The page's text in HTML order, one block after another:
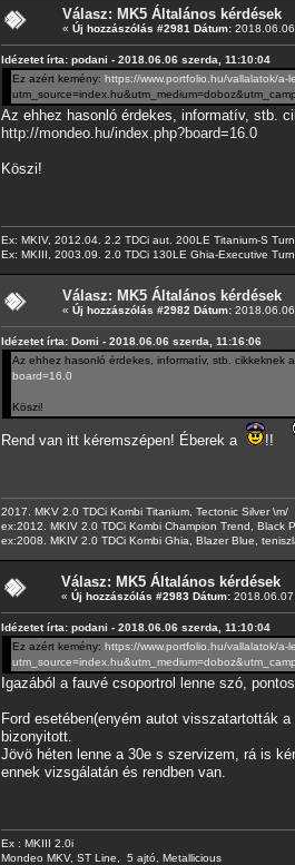
Válasz: MK5 Általános kérdések
« Új hozzászólás #2981 Dátum:
Idézetet írta: podani - 2018.06.06 szerda, 11:10:04
Ez azért kemény: https://www.portfolio.hu/vallalatok/a-
Az ehhez hasonló érdekes, informatív, stb.
http://mondeo.hu/index.php?board=16.0
Köszi!
Ex: MKIV, 2012.04. 2.2 TDCi aut. 200LE Titanium-S
Ex: MKIII, 2003.09. 2.0 TDCi 130LE Ghia-Executive
Válasz: MK5 Általános kérdések
« Új hozzászólás #2982 Dátum:
Idézetet írta: Domi - 2018.06.06 szerda, 11:16:06
Az ehhez hasonló érdekes, informatív, stb.
board=16.0
Köszi!
Rend van itt kéremszépen! Éberek a !!
2017. MKV 2.0 TDCi Kombi Titanium, Tectonic Silver \m/
ex:2012. MKIV 2.0 TDCi Kombi Champion Trend, Black
ex:2008. MKIV 2.0 TDCi Kombi Ghia, Blazer Blue,
Válasz: MK5 Általános kérdések
« Új hozzászólás #2983 Dátum:
Idézetet írta: podani - 2018.06.06 szerda, 11:10:04
Ez azért kemény: https://www.portfolio.hu/vallalatok/a-
Igazából a fauvé csoportrol lenne szó,
Ford esetében(enyém autot visszatartották
bizonyitott.
Jövö héten lenne a 30e s szervizem, rá is
ennek vizsgálatán és rendben van.
Ex : MKIII 2.0i
Mondeo MKV, ST Line, 5 ajtó, Metallicious